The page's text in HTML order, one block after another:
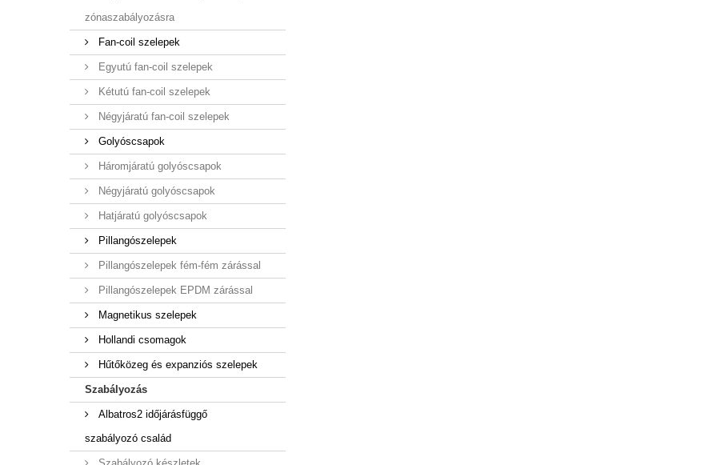
zónaszabályozásra
Fan-coil szelepek
Egyutú fan-coil szelepek
Kétutú fan-coil szelepek
Négyjáratú fan-coil szelepek
Golyóscsapok
Háromjáratú golyóscsapok
Négyjáratú golyóscsapok
Hatjáratú golyóscsapok
Pillangószelepek
Pillangószelepek fém-fém zárással
Pillangószelepek EPDM zárással
Magnetikus szelepek
Hollandi csomagok
Hűtőközeg és expanziós szelepek
Szabályozás
Albatros2 időjárásfüggő
szabályozó család